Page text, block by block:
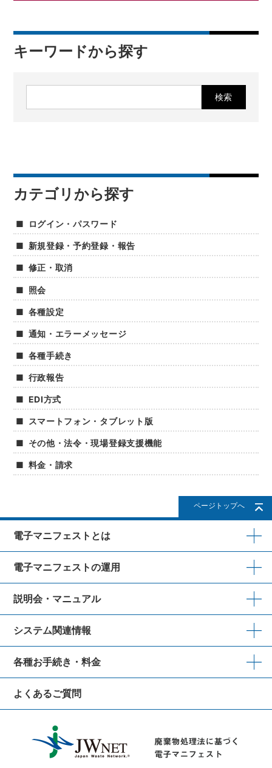
キーワードから探す
カテゴリから探す
ログイン・パスワード
新規登録・予約登録・報告
修正・取消
照会
各種設定
通知・エラーメッセージ
各種手続き
行政報告
EDI方式
スマートフォン・タブレット版
その他・法令・現場登録支援機能
料金・請求
ページトップへ
電子マニフェストとは
電子マニフェストの運用
説明会・マニュアル
システム関連情報
各種お手続き・料金
よくあるご質問